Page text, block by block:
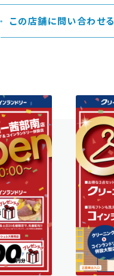
この店舗に問い合わせる